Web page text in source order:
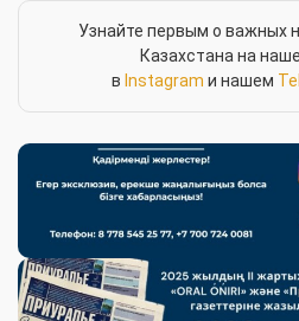
Узнайте первым о важных
Казахстана на
в Instagram и нашем